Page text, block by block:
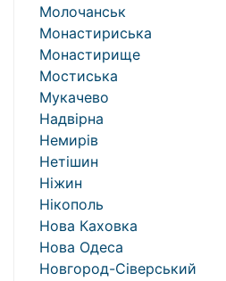
Молочанськ
Монастириська
Монастирище
Мостиська
Мукачево
Надвірна
Немирів
Нетішин
Ніжин
Нікополь
Нова Каховка
Нова Одеса
Новгород-Сіверський